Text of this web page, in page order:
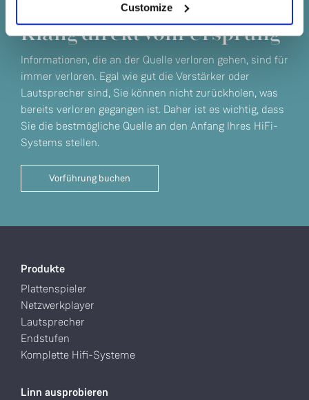
Customize
Klang direkt vom Ursprung
Informationen, die an der Quelle verloren gehen, sind für
immer verloren. Egal wie gut die Verstärker oder
Lautsprecher sind, Sie können nicht zurückholen, was
bereits verloren gegangen ist. Daher ist es wichtig, dass
Sie die bestmögliche Quelle an den Anfang Ihres HiFi-
Systems stellen.
Vorführung buchen
Produkte
Plattenspieler
Netzwerkplayer
Lautsprecher
Endstufen
Komplette Hifi-Systeme
Linn ausprobieren